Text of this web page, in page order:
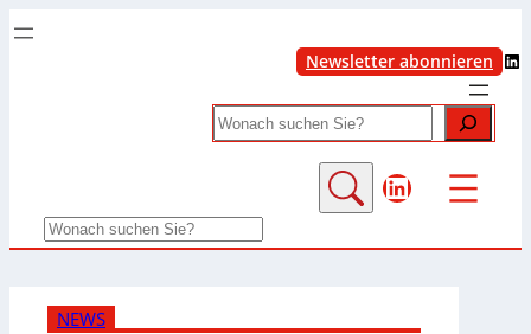
Newsletter abonnieren LinkedIn
Search
LinkedIn
Search
NEWS